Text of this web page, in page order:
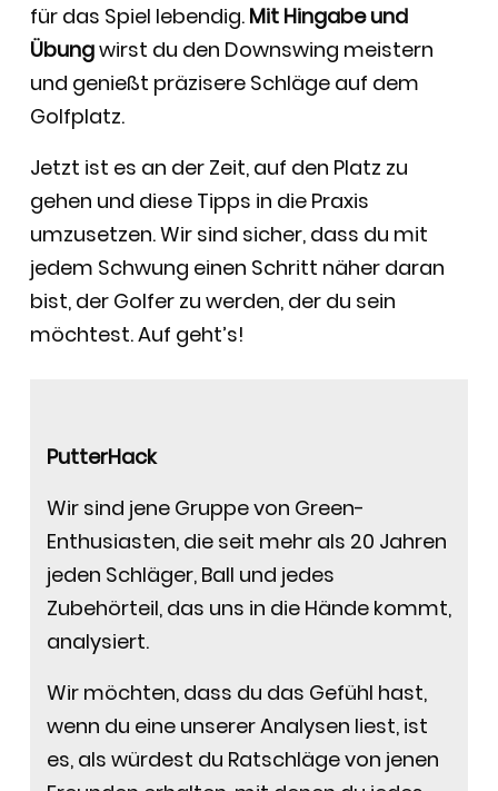
für das Spiel lebendig. Mit Hingabe und
Übungwirst du den Downswing meistern
und genießt präzisere Schläge auf dem
Golfplatz.
Jetzt ist es an der Zeit, auf den Platz zu
gehen und diese Tipps in die Praxis
umzusetzen. Wir sind sicher, dass du mit
jedem Schwung einen Schritt näher daran
bist, der Golfer zu werden, der du sein
möchtest. Auf geht’s!
PutterHack
Wir sind jene Gruppe von Green-
Enthusiasten, die seit mehr als 20 Jahren
jeden Schläger, Ball und jedes
Zubehörteil, das uns in die Hände kommt,
analysiert.
Wir möchten, dass du das Gefühl hast,
wenn du eine unserer Analysen liest, ist
es, als würdest du Ratschläge von jenen